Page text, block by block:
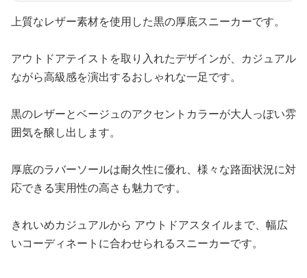
上質なレザー素材を使用した黒の厚底スニーカーです。
アウトドアテイストを取り入れたデザインが、カジュアル
ながら高級感を演出するおしゃれな一足です。
黒のレザーとベージュのアクセントカラーが大人っぽい雰
囲気を醸し出します。
厚底のラバーソールは耐久性に優れ、様々な路面状況に対
応できる実用性の高さも魅力です。
きれいめカジュアルから アウトドアスタイルまで、幅広
いコーディネートに合わせられるスニーカーです。